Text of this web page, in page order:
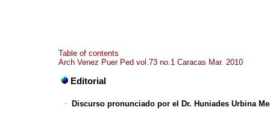
Table of contents
Arch Venez Puer Ped vol.73 no.1 Caracas Mar. 2010
Editorial
· Discurso pronunciado por el Dr. Huniades Urbina